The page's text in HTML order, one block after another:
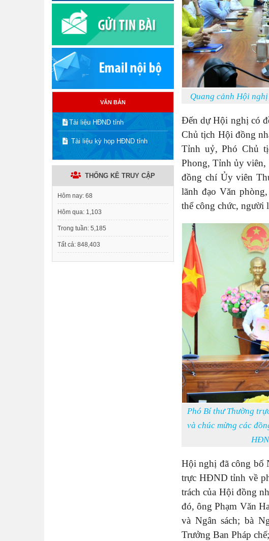
VĂN BẢN
Tài liệu HĐND tỉnh
Tài liệu kỳ họp HĐND tỉnh
THỐNG KÊ TRUY CẬP
Hôm nay: 68
Hôm qua: 1,103
Trong tuần: 5,185
Tất cả: 848,403
Quang cảnh Hội
Đến dự Hội nghị có
Chủ tịch Hội đồng
Tỉnh uỷ, Phó Chủ
Phong, Tỉnh ủy viên,
đồng chí Ủy viên
lãnh đạo Văn
thể công chức,
Phó Bí thư Thường
và chúc mừng các
Hội nghị đã công bố
trực HĐND tỉnh về
trách của Hội đồng
đó, ông Phạm Văn
và Ngân sách; bà
Trưởng Ban Pháp